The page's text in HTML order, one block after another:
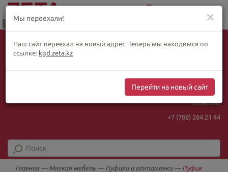
Меню
ҚАЗ
РУС
ENG
+ видеотрансляции:
Интернет-магазин:
+7 (708) 925 56
Пластик:
+7 (708) 264 21 44
Главная — Мягкая мебель — Пуфики и оттоманки— Пуфик
✕
Мы переехали!
Наш сайт переехал на новый адрес. Теперь мы находимся по
ссылке: kgd.zeta.kz
Перейти на новый сайт